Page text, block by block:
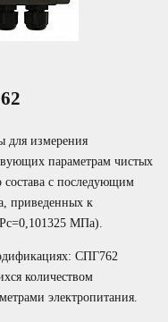
для измерения
параметрам чистых
состава с последующим
приведенных к
МПа).
СПГ762
количеством
электропитания.